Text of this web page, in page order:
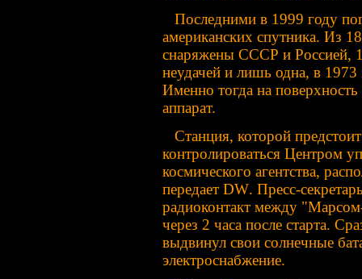
Последними в 1999 году
американских спутника. Из
снаряжены СССР и Россией,
неудачей и лишь одна, в
Именно тогда на
аппарат.
Станция, которой
контролироваться Центром
космического агентства,
передает DW. Пресс-
радиоконтакт между
через 2 часа после старта.
выдвинул свои солнечные
электроснабжение.